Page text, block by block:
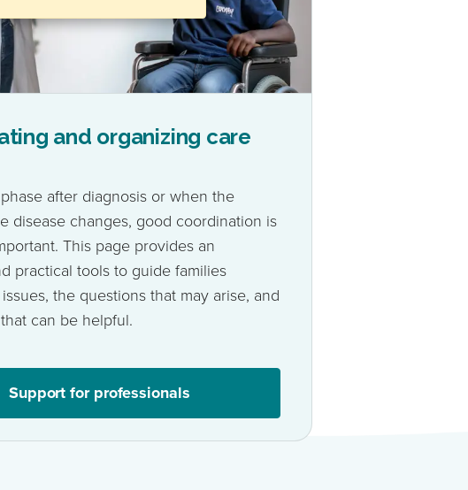
and organizing care
after diagnosis or when the
disease changes, good coordination is
This page provides an
practical tools to guide families
the questions that may arise, and
can be helpful.
Support for professionals